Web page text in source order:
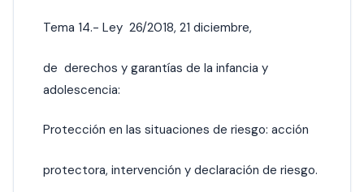
Tema 14.- Ley 26/2018, 21 diciembre,
de derechos y garantías de la infancia y
adolescencia:
Protección en las situaciones de riesgo: acción
protectora, intervención y declaración de riesgo.